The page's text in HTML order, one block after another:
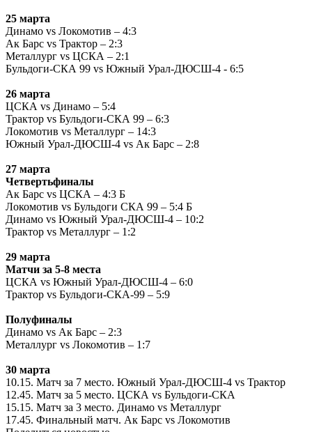
25 марта
Динамо vs Локомотив – 4:3
Ак Барс vs Трактор – 2:3
Металлург vs ЦСКА – 2:1
Бульдоги-СКА 99 vs Южный Урал-ДЮСШ-4 - 6:5
26 марта
ЦСКА vs Динамо – 5:4
Трактор vs Бульдоги-СКА 99 – 6:3
Локомотив vs Металлург – 14:3
Южный Урал-ДЮСШ-4 vs Ак Барс – 2:8
27 марта
Четвертьфиналы
Ак Барс vs ЦСКА – 4:3 Б
Локомотив vs Бульдоги СКА 99 – 5:4 Б
Динамо vs Южный Урал-ДЮСШ-4 – 10:2
Трактор vs Металлург – 1:2
29 марта
Матчи за 5-8 места
ЦСКА vs Южный Урал-ДЮСШ-4 – 6:0
Трактор vs Бульдоги-СКА-99 – 5:9
Полуфиналы
Динамо vs Ак Барс – 2:3
Металлург vs Локомотив – 1:7
30 марта
10.15. Матч за 7 место. Южный Урал-ДЮСШ-4 vs Трактор
12.45. Матч за 5 место. ЦСКА vs Бульдоги-СКА
15.15. Матч за 3 место. Динамо vs Металлург
17.45. Финальный матч. Ак Барс vs Локомотив